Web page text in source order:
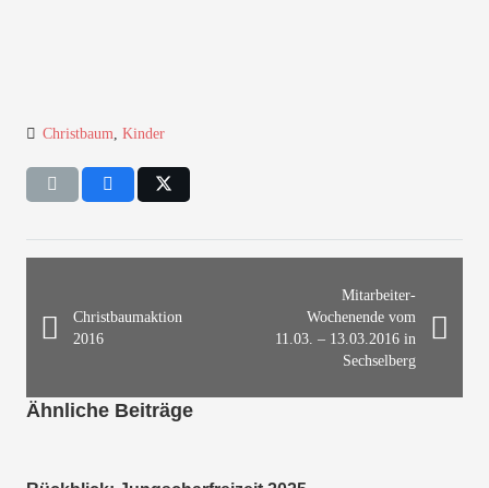
Christbaum Kinder
Christbaumaktion
2016
Mitarbeiter-
Wochenende vom
11.03. – 13.03.2016 in
Sechselberg
Ähnliche Beiträge